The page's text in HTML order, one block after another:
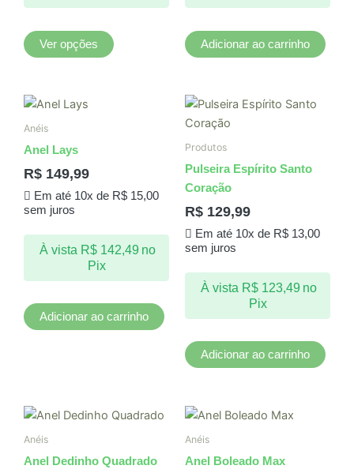
Ver opções
página
Adicionar ao carrinho
Anéis
Anel Lays
R$ 149,99
Em até 10x de R$15,00
sem juros
À vista R$142,49 no
Pix
Adicionar ao carrinho
Produtos
Pulseira Espírito Santo
Coração
R$ 129,99
Em até 10x de R$13,00
sem juros
À vista R$123,49 no
Pix
Adicionar ao carrinho
Anéis
Anel Dedinho Quadrado
Anéis
Anel Boleado Max
Este